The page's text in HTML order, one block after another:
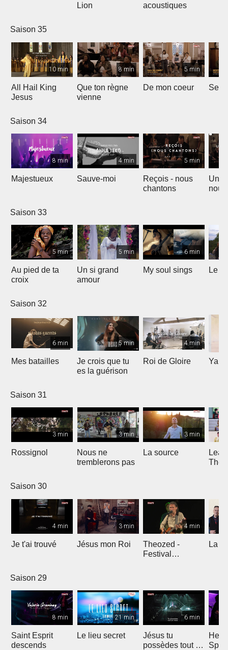
Lion
acoustiques
Saison 35
10 min
All Hail King
Jesus
8 min
Que ton règne
vienne
5 min
De mon coeur
Saison 34
8 min
Majestueux
4 min
Sauve-moi
5 min
Reçois - nous
chantons
Un
Saison 33
5 min
Au pied de ta
croix
5 min
Un si grand
amour
6 min
My soul sings Le
Saison 32
6 min
Mes batailles
5 min
Je crois que tu
es la guérison
4 min
Roi de Gloire
Saison 31
3 min
Rossignol
3 min
Nous ne
tremblerons pas
3 min
La source
The
Saison 30
4 min
Je t'ai trouvé
3 min
Jésus mon Roi
4 min
Theozed -
Festival
La
Saison 29
8 min
Saint Esprit
descends
21 min
Le lieu secret
6 min
Jésus tu
possèdes tout en
He